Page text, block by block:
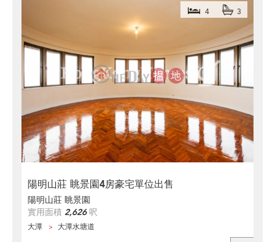
陽明山莊 眺景園4房豪宅單位出售
4 3
陽明山莊 眺景園
實用面積 2,626呎
大潭 大潭水塘道